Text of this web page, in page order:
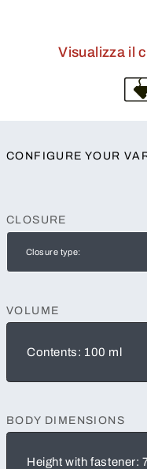
Visualizza il
CONFIGURE YOUR
CLOSURE
Closure type:
VOLUME
Contents: 100 ml
BODY DIMENSIONS
Height with fastener: